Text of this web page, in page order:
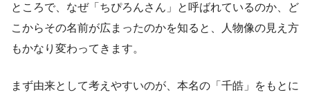
ところで、なぜ「ちぴろんさん」と呼ばれているのか、ど
こからその名前が広まったのかを知ると、人物像の見え方
もかなり変わってきます。
まず由来として考えやすいのが、本名の「千皓」をもとに